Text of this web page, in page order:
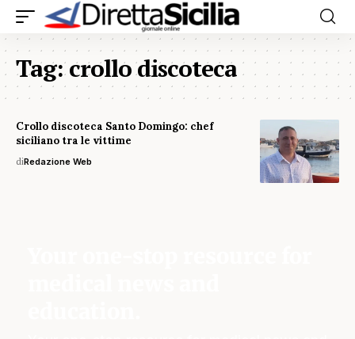
Tag:crollo discoteca
Crollo discoteca Santo Domingo: chef
siciliano tra le vittime
diRedazione Web